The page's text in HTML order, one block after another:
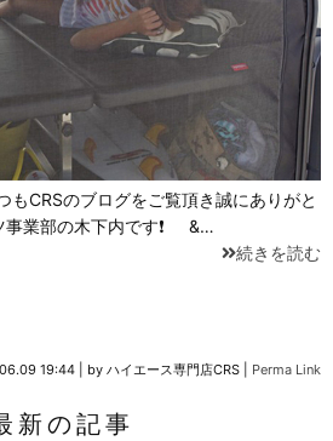
のブログをご覧頂き誠にありがと
業部の木下内です❗ &…
続きを読む
19:44 by ハイエース専門店CRS Perma Link
新の記事